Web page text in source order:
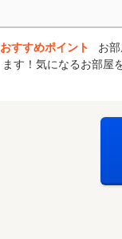
おすすめポイント
お
ます！気になるお部屋